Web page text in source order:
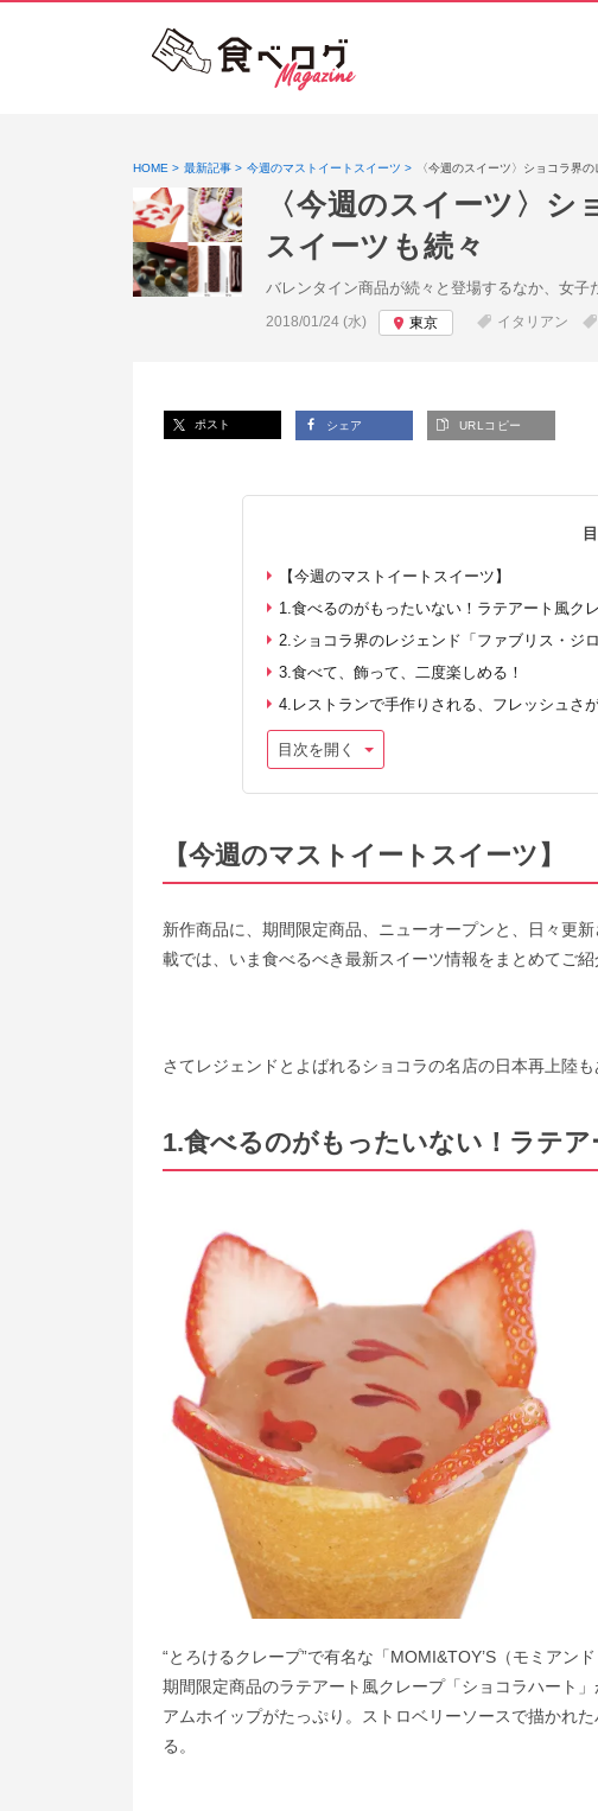
HOME 最新記事 今週のマストイートスイーツ 〈今週のスイーツ〉ショコラ界
〈今週のスイーツ〉
スイーツも続々
バレンタイン商品が続々と登場するなか、女子
投稿日:
2018/01/24 (水) 東京 イタリアン
ポスト シェア URLコピー
【今週のマストイートスイーツ】
1.食べるのがもったいない！ラテアート風ク
2.ショコラ界のレジェンド「ファブリス・ジ
3.食べて、飾って、二度楽しめる！
4.レストランで手作りされる、フレッシュさ
目次を開く
【今週のマストイートスイーツ】
新作商品に、期間限定商品、ニューオープンと、日々更
載では、いま食べるべき最新スイーツ情報をまとめてご
さてレジェンドとよばれるショコラの名店の日本再上陸
1.食べるのがもったいない！ラテ
“とろけるクレープ”で有名な「MOMI&TOY’S（モミア
期間限定商品のラテアート風クレープ「ショコラハート
アムホイップがたっぷり。ストロベリーソースで描かれ
る。